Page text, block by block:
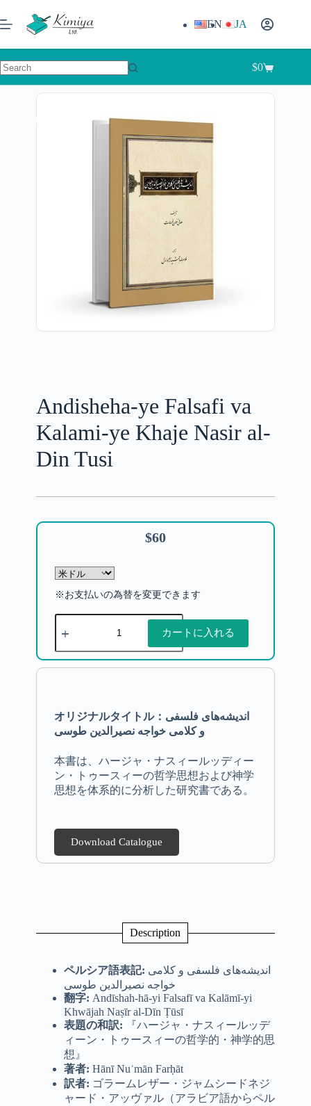
EN JA
$0
Andisheha-ye Falsafi va
Kalami-ye Khaje Nasir al-
Din Tusi
$60
※お支払いの為替を変更できます
カートに入れる
オリジナルタイトル：اندیشه‌های فلسفی
و کلامی خواجه نصیرالدین طوسی
本書は、ハージャ・ナスィールッディー
ン・トゥースィーの哲学思想および神学
思想を体系的に分析した研究書である。
Download Catalogue
Description
ペルシア語表記:
خواجه نصیرالدین طوسی
翻字: Andīshah-hā-yi Falsafī va Kalāmī-yi
Khwājah Naṣīr al-Dīn Ṭūsī
表題の和訳: 『ハージャ・ナスィールッデ
ィーン・トゥースィーの哲学的・神学的思
想』
著者: Hānī Nuʿmān Farḥāt
訳者: ゴラームレザー・ジャムシードネジ
ャード・アッヴァル（アラビア語からペル